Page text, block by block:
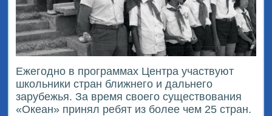
Ежегодно в программах Центра участвуют
школьники стран ближнего и дальнего
зарубежья. За время своего существования
«Океан» принял ребят из более чем 25 стран.